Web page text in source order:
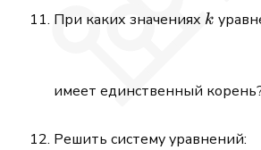
При каких значениях k
k
имеет единственный
Решить систему уравнений: